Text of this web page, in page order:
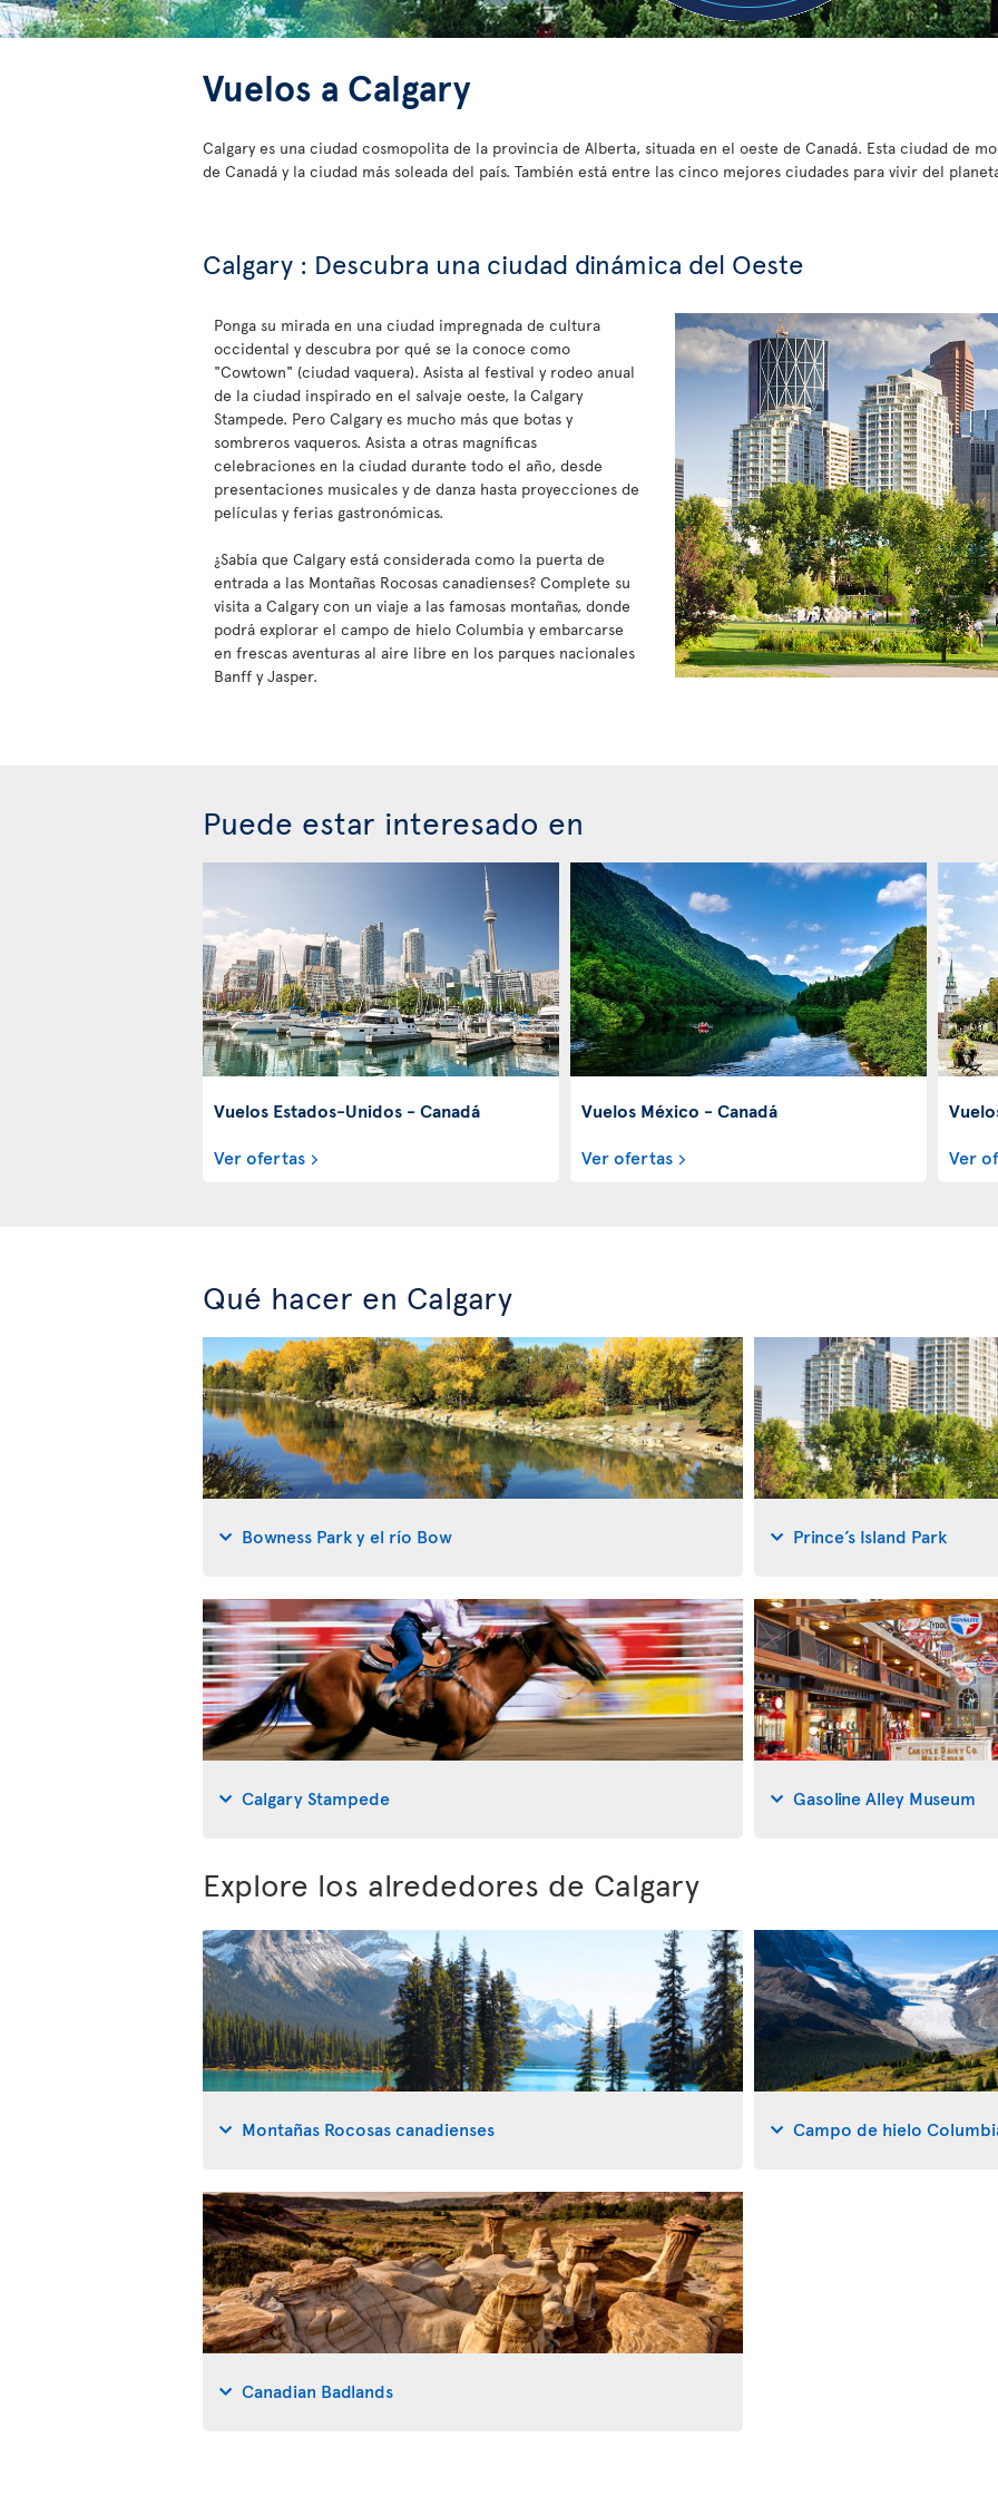
Vuelos a Calgary
Calgary es una ciudad cosmopolita de la provincia de Alberta, situada en el oeste de Canadá. Esta ciudad de
de Canadá y la ciudad más soleada del país. También está entre las cinco mejores ciudades para vivir del
Calgary : Descubra una ciudad dinámica del Oeste
Ponga su mirada en una ciudad impregnada de cultura
occidental y descubra por qué se la conoce como
"Cowtown" (ciudad vaquera). Asista al festival y rodeo anual
de la ciudad inspirado en el salvaje oeste, la Calgary
Stampede. Pero Calgary es mucho más que botas y
sombreros vaqueros. Asista a otras magníficas
celebraciones en la ciudad durante todo el año, desde
presentaciones musicales y de danza hasta proyecciones de
películas y ferias gastronómicas.
¿Sabía que Calgary está considerada como la puerta de
entrada a las Montañas Rocosas canadienses? Complete su
visita a Calgary con un viaje a las famosas montañas, donde
podrá explorar el campo de hielo Columbia y embarcarse
en frescas aventuras al aire libre en los parques nacionales
Banff y Jasper.
Puede estar interesado en
Vuelos Estados-Unidos - Canadá
Ver ofertas
Vuelos México - Canadá
Ver ofertas
Ver
Qué hacer en Calgary
Bowness Park y el río Bow Prince’s Island Park
Calgary Stampede Gasoline Alley Museum
Explore los alrededores de Calgary
Montañas Rocosas canadienses Campo de hielo
Canadian Badlands